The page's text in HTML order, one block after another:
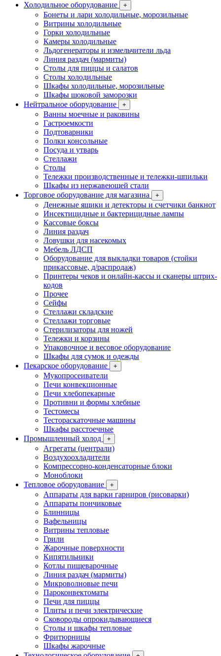
Холодильное оборудование
+
Бонеты и лари холодильные, морозильные
Витрины холодильные
Горки холодильные
Камеры холодильные
Льдогенераторы и измельчители льда
Линия раздач (мармиты)
Столы для пиццы и салатов
Столы холодильные
Шкафы холодильные, морозильные
Шкафы шоковой заморозки
Нейтральное оборудование
+
Ванны моечные и раковины
Гастроемкости
Подтоварники
Полки консольные
Посуда и утварь
Стеллажи
Столы
Тележки производственные и тележки-шпильки
Шкафы из нержавеющей стали
Торговое оборудование для магазина
+
Денежные ящики и детекторы и счетчики банкнот
Инсектицидные и бактерицидные лампы
Кассовые боксы
Линия раздач
Ловушки для насекомых
Мебель ЛДСП
Оборудование для выкладки товаров (стойки
прикассовые, д/распродаж)
Принтеры чеков и онлайн-кассы и сканеры штрих-
кодов
Прочее
Сейфы
Стеллажи складские
Стеллажи торговые
Стерилизаторы для ножей
Тележки и корзины
Упаковочное и весовое оборудование
Шкафы для сумок и одежды
Пекарское оборудование
+
Мукопросеиватели
Печи конвекционные
Печи хлебопекарные
Противни и формы хлебные
Тестомесы
Тестораскаточные машины
Шкафы расстоечные
Промышленный холод
+
Агрегаты (централи)
Воздухоохладители
Компрессорно-конденсаторные блоки
Моноблоки
Тепловое оборудование
+
Аппараты для варки гарниров (рисоварки)
Аппараты пончиковые
Блинницы
Вафельницы
Витрины тепловые
Грили
Жарочные поверхности
Кипятильники
Котлы пищеварочные
Линия раздач (мармиты)
Микроволновые печи
Пароконвектоматы
Печи для пиццы
Плиты и печи электрические
Сковороды опрокидывающиеся
Столы и шкафы тепловые
Фритюрницы
Шкафы жарочные